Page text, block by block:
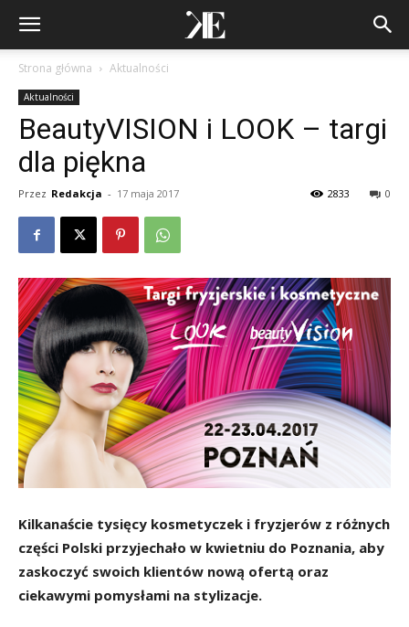
Strona główna Aktualności
Aktualności
BeautyVISION i LOOK – targi
dla piękna
Przez Redakcja - 17 maja 2017 0
2833
Kilkanaście tysięcy kosmetyczek i fryzjerów z różnych
części Polski przyjechało w kwietniu do Poznania, aby
zaskoczyć swoich klientów nową ofertą oraz
ciekawymi pomysłami na stylizacje.